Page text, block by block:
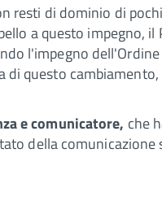
resti di dominio di
a questo impegno,
l'impegno
questo
e comunicatore, che
della